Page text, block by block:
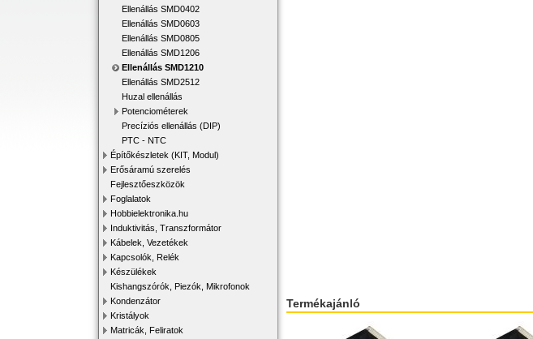
Ellenállás SMD0402
Ellenállás SMD0603
Ellenállás SMD0805
Ellenállás SMD1206
Ellenállás SMD1210
Ellenállás SMD2512
Huzal ellenállás
Potenciométerek
Precíziós ellenállás (DIP)
PTC - NTC
Építőkészletek (KIT, Modul)
Erősáramú szerelés
Fejlesztőeszközök
Foglalatok
Hobbielektronika.hu
Induktivitás, Transzformátor
Kábelek, Vezetékek
Kapcsolók, Relék
Készülékek
Kishangszórók, Piezók, Mikrofonok
Kondenzátor
Kristályok
Matricák, Feliratok
Termékajánló